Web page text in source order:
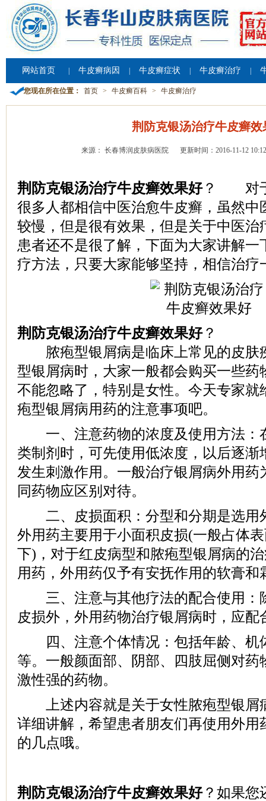
网站首页 牛皮癣病因 牛皮癣症状 牛皮癣治疗
您现在所在位置： 首页 > 牛皮癣百科 > 牛皮癣治疗
荆防克银汤治疗牛皮癣效
来源： 长春博润皮肤病医院 更新时间：2016-11-12
荆防克银汤治疗牛皮癣效果好？ 对于
很多人都相信中医治愈牛皮癣，虽然中
较慢，但是很有效果，但是关于中医治
患者还不是很了解，下面为大家讲解一
疗方法，只要大家能够坚持，相信治疗
荆防克银汤治疗牛皮癣效果好？
脓疱型银屑病是临床上常见的皮肤
型银屑病时，大家一般都会购买一些药
不能忽略了，特别是女性。今天专家就
疱型银屑病用药的注意事项吧。
一、注意药物的浓度及使用方法：
类制剂时，可先使用低浓度，以后逐渐
发生刺激作用。一般治疗银屑病外用药
同药物应区别对待。
二、皮损面积：分型和分期是选用
外用药主要用于小面积皮损(一般占体
下)，对于红皮病型和脓疱型银屑病的
用药，外用药仅予有安抚作用的软膏和
三、注意与其他疗法的配合使用：
皮损外，外用药物治疗银屑病时，应配
四、注意个体情况：包括年龄、机
等。一般颜面部、阴部、四肢屈侧对药
激性强的药物。
上述内容就是关于女性脓疱型银屑
详细讲解，希望患者朋友们再使用外用
的几点哦。
荆防克银汤治疗牛皮癣效果好？如果您